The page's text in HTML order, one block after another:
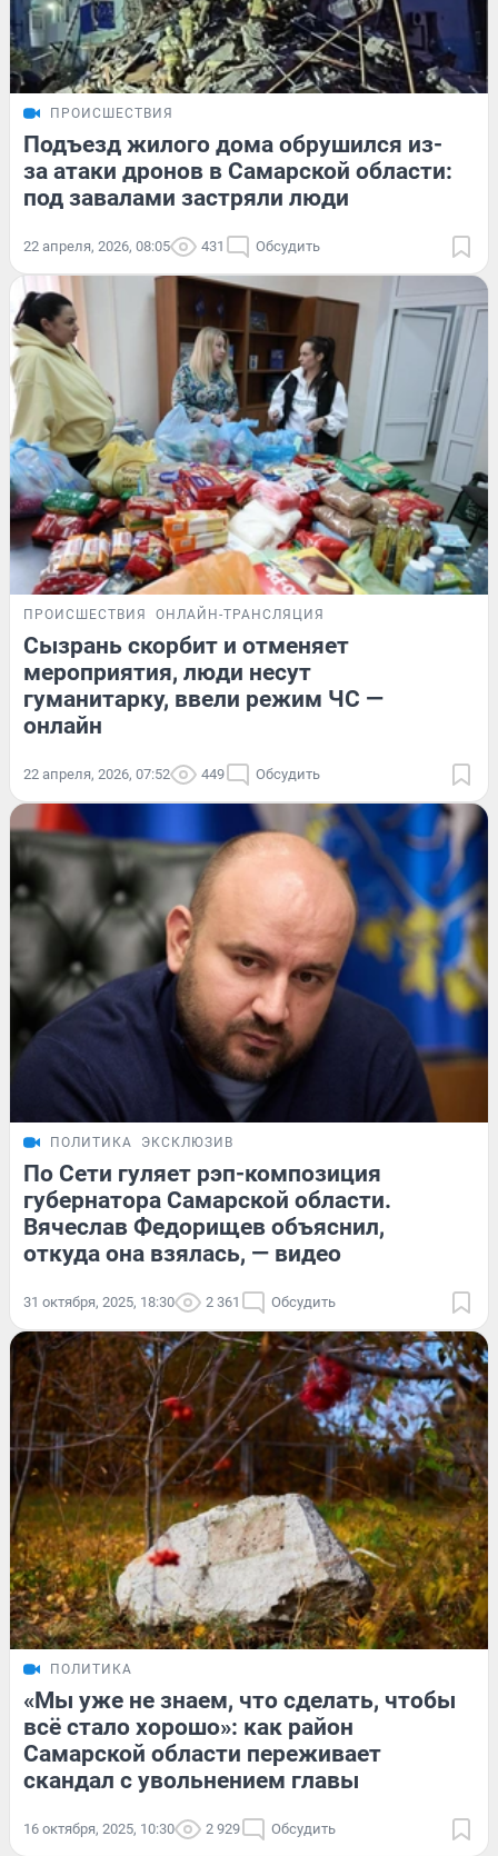
ПРОИСШЕСТВИЯ
Подъезд жилого дома обрушился из-
за атаки дронов в Самарской области:
под завалами застряли люди
22 апреля, 2026, 08:05 431 Обсудить
ПРОИСШЕСТВИЯ ОНЛАЙН-ТРАНСЛЯЦИЯ
Сызрань скорбит и отменяет
мероприятия, люди несут
гуманитарку, ввели режим ЧС —
онлайн
22 апреля, 2026, 07:52 449 Обсудить
ПОЛИТИКА ЭКСКЛЮЗИВ
По Сети гуляет рэп-композиция
губернатора Самарской области.
Вячеслав Федорищев объяснил,
откуда она взялась, — видео
31 октября, 2025, 18:30 2 361 Обсудить
ПОЛИТИКА
«Мы уже не знаем, что сделать, чтобы
всё стало хорошо»: как район
Самарской области переживает
скандал с увольнением главы
16 октября, 2025, 10:30 2 929 Обсудить